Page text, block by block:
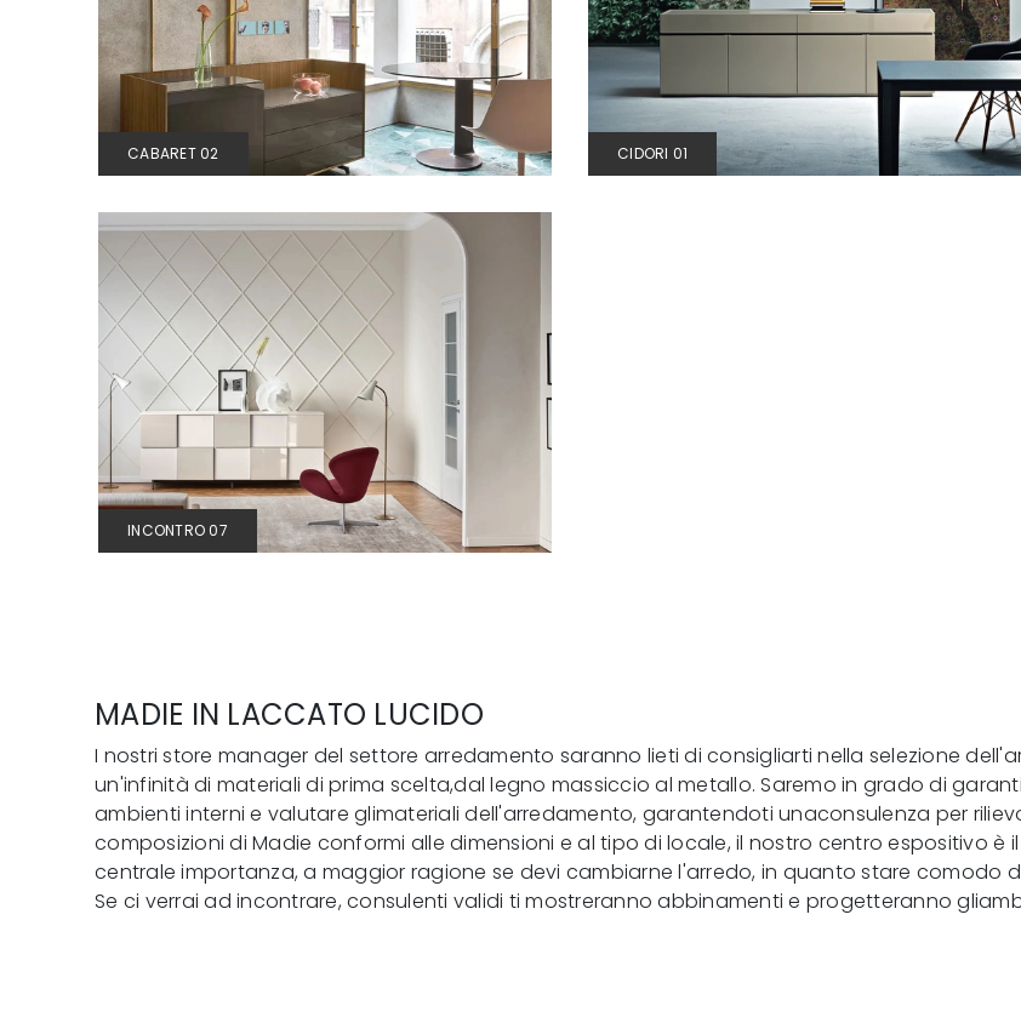
CABARET 02 CIDORI 01
INCONTRO 07
MADIE IN LACCATO LUCIDO
I nostri store manager del settore arredamento saranno lieti di consigliarti nella selezione
un'infinità di materiali di prima scelta,dal legno massiccio al metallo. Saremo in grado di
ambienti interni e valutare glimateriali dell'arredamento, garantendoti unaconsulenza per
composizioni di Madie conformi alle dimensioni e al tipo di locale, il nostro centro espositivo è
centrale importanza, a maggior ragione se devi cambiarne l'arredo, in quanto stare comodo
Se ci verrai ad incontrare, consulenti validi ti mostreranno abbinamenti e progetteranno